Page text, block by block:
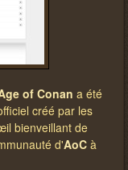
of Conan a été
créé par les
bienveillant de
d'AoC à